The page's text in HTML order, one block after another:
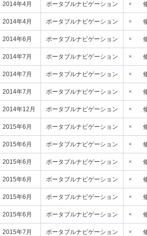
2014年4月 ポータブルナビゲーション ×
2014年4月 ポータブルナビゲーション ×
2014年6月 ポータブルナビゲーション ×
2014年7月 ポータブルナビゲーション ×
2014年7月 ポータブルナビゲーション ×
2014年7月 ポータブルナビゲーション ×
2014年12月 ポータブルナビゲーション ×
2015年6月 ポータブルナビゲーション ×
2015年6月 ポータブルナビゲーション ×
2015年6月 ポータブルナビゲーション ×
2015年6月 ポータブルナビゲーション ×
2015年6月 ポータブルナビゲーション ×
2015年6月 ポータブルナビゲーション ×
2015年7月 ポータブルナビゲーション ×